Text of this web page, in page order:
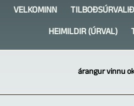
VELKOMINN
HEIMILDIR (ÚRVAL)
árangur vinnu